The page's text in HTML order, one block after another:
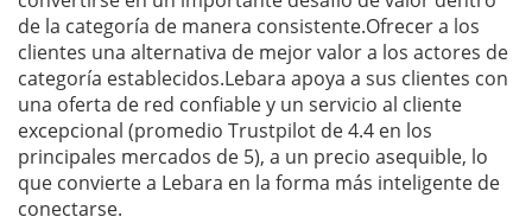
de la categoría de manera consistente.Ofrecer a los
clientes una alternativa de mejor valor a los actores de
categoría establecidos.Lebara apoya a sus clientes con
una oferta de red confiable y un servicio al cliente
excepcional (promedio Trustpilot de 4.4 en los
principales mercados de 5), a un precio asequible, lo
que convierte a Lebara en la forma más inteligente de
conectarse.